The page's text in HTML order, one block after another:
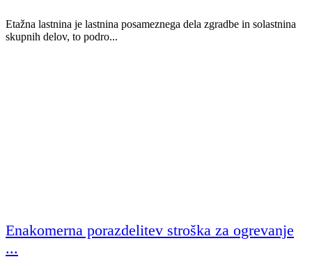
Etažna lastnina je lastnina posameznega dela zgradbe in solastnina
skupnih delov, to podro...
Enakomerna porazdelitev stroška za ogrevanje
...